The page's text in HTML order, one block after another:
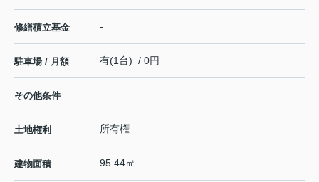
修繕積立基金 -
駐車場 / 月額 有(1台) / 0円
その他条件
土地権利 所有権
建物面積 95.44㎡